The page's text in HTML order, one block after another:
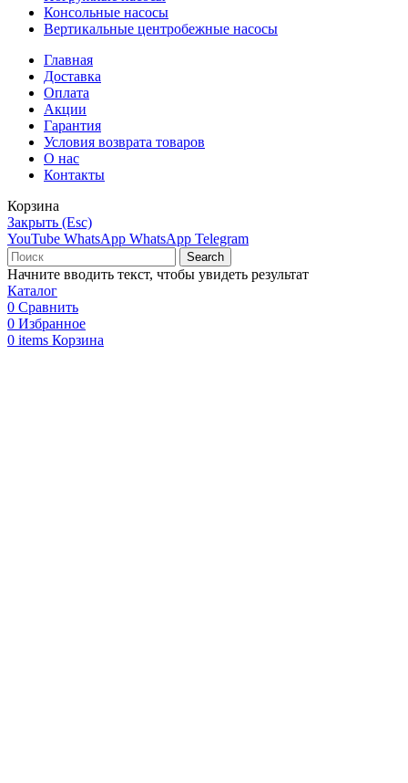
Консольные насосы
Вертикальные центробежные насосы
Главная
Доставка
Оплата
Акции
Гарантия
Условия возврата товаров
О нас
Контакты
Корзина
Закрыть (Esc)
YouTube WhatsApp WhatsApp Telegram
Search
Начните вводить текст, чтобы увидеть результат
Каталог
0 Сравнить
0 Избранное
0 items Корзина